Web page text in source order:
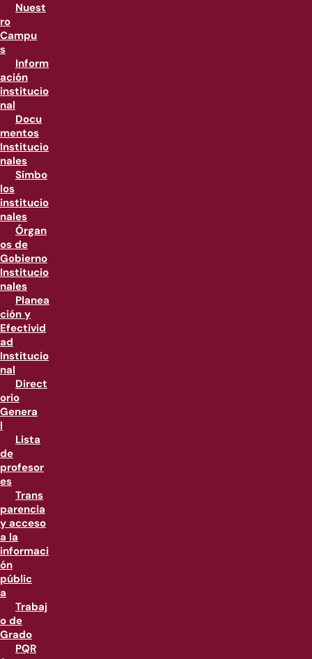
Nuest
ro
Campu
s
Inform
ación
institucio
nal
Docu
mentos
Institucio
nales
Símbo
los
institucio
nales
Órgan
os de
Gobierno
Institucio
nales
Planea
ción y
Efectivid
ad
Institucio
nal
Direct
orio
Genera
l
Lista
de
profesor
es
Trans
parencia
y acceso
a la
informaci
ón
públic
a
Trabaj
o de
Grado
PQR